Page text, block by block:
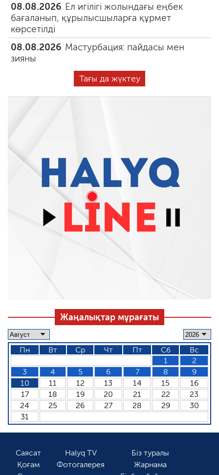
08.08.2026 Ел игілігі жолындағы еңбек
бағаланып, құрылысшыларға құрмет
көрсетілді
08.08.2026 Мастурбация: пайдасы мен
зияны
Тағы да жүктеу
Жаңалықтар мұрағаты
Пн Вт Ср Чт Пт Сб
Вс
1
2
3
4 5 6 7 8
9
10
11 12 13 14 15
16
17
18 19 20 21 22
23
24
25 26 27 28 29
30
31
Саясат
Қоғам
Halyq TV
Фотогалерея
Біз туралы
Жарнама